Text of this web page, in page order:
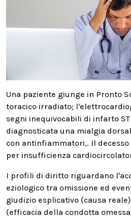
Una paziente giunge in Pronto
toracico irradiato;
segni inequivocabili di infarto
diagnosticata una mialgia
con antinfiammatori,. Il
per insufficienza
I profili di diritto riguardano
eziologico tra omissione ed
giudizio esplicativo (causa
(efficacia della condotta